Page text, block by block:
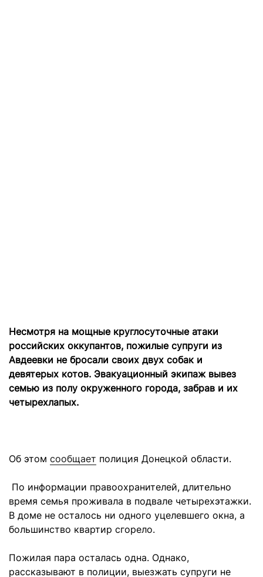
Несмотря на мощные круглосуточные атаки
российских оккупантов, пожилые супруги из
Авдеевки не бросали своих двух собак и
девятерых котов. Эвакуационный экипаж вывез
семью из полу окруженного города, забрав и их
четырехлапых.
Об этом сообщает полиция Донецкой области.
По информации правоохранителей, длительно
время семья проживала в подвале четырехэтажки.
В доме не осталось ни одного уцелевшего окна, а
большинство квартир сгорело.
Пожилая пара осталась одна. Однако,
рассказывают в полиции, выезжать супруги не